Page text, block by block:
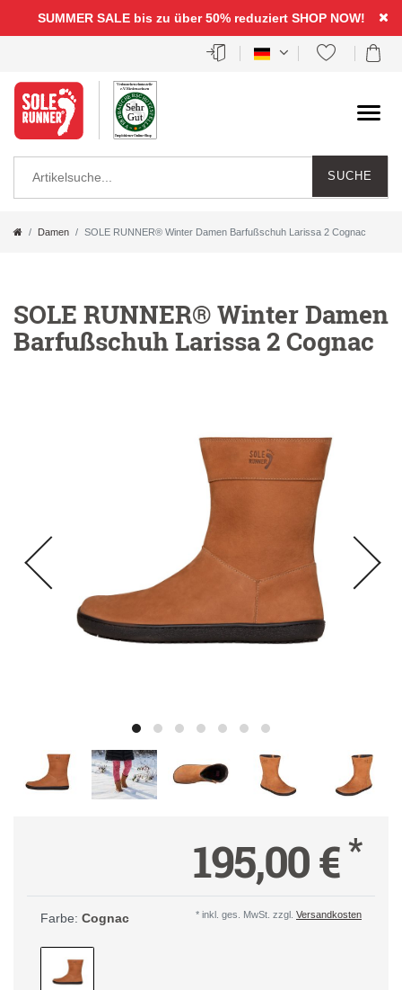
SUMMER SALE bis zu über 50% reduziert SHOP NOW!
SUCHE
Damen SOLE RUNNER® Winter Damen Barfußschuh Larissa 2 Cognac
SOLE RUNNER® Winter Damen
Barfußschuh Larissa 2 Cognac
195,00 €*
* inkl. ges. MwSt. zzgl. Versandkosten
Farbe: Cognac